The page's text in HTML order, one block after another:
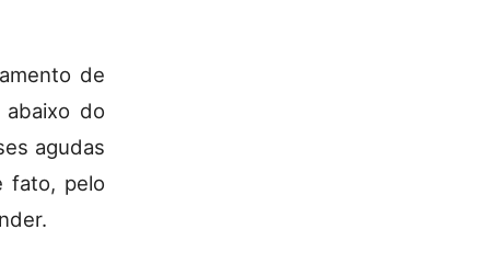
de
do
agudas
fato, pelo